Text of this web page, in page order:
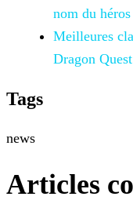
nom du
Meilleures
Dragon
Tags
news
Articles